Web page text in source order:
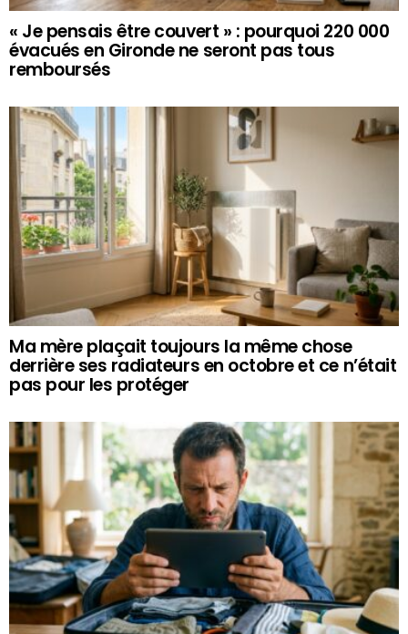
« Je pensais être couvert » : pourquoi 220 000
évacués en Gironde ne seront pas tous
remboursés
Ma mère plaçait toujours la même chose
derrière ses radiateurs en octobre et ce n’était
pas pour les protéger